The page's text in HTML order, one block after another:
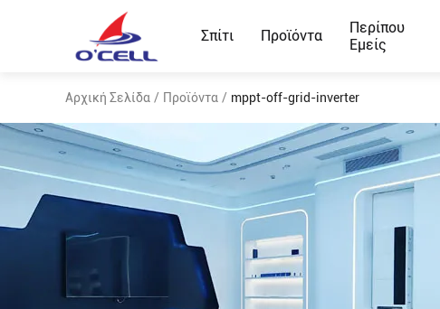
Σπίτι Προϊόντα
Περίπου
Εμείς
Αρχική Σελίδα / Προϊόντα / mppt-off-grid-inverter